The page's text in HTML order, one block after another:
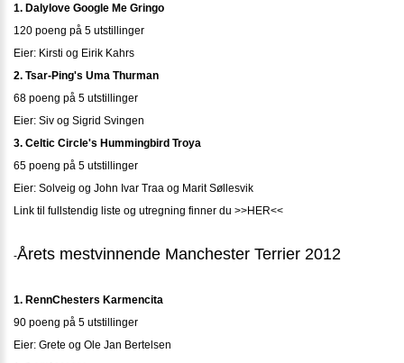
1. Dalylove Google Me Gringo
120 poeng på 5 utstillinger
Eier: Kirsti og Eirik Kahrs
2. Tsar-Ping's Uma Thurman
68 poeng på 5 utstillinger
Eier: Siv og Sigrid Svingen
3. Celtic Circle's Hummingbird Troya
65 poeng på 5 utstillinger
Eier: Solveig og John Ivar Traa og Marit Søllesvik
Link til fullstendig liste og utregning finner du >>HER<<
-Årets mestvinnende Manchester Terrier 2012
1. RennChesters Karmencita
90 poeng på 5 utstillinger
Eier: Grete og Ole Jan Bertelsen